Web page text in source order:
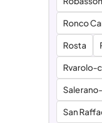
Ronco
Rosta
Rvarolo-
San